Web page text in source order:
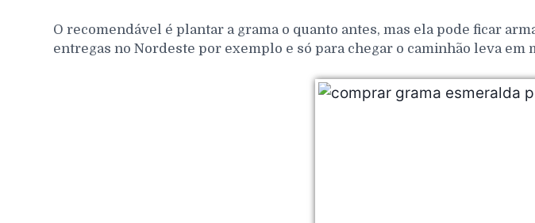
O recomendável é plantar a grama o quanto antes, mas ela pode ficar
entregas no Nordeste por exemplo e só para chegar o caminhão leva em